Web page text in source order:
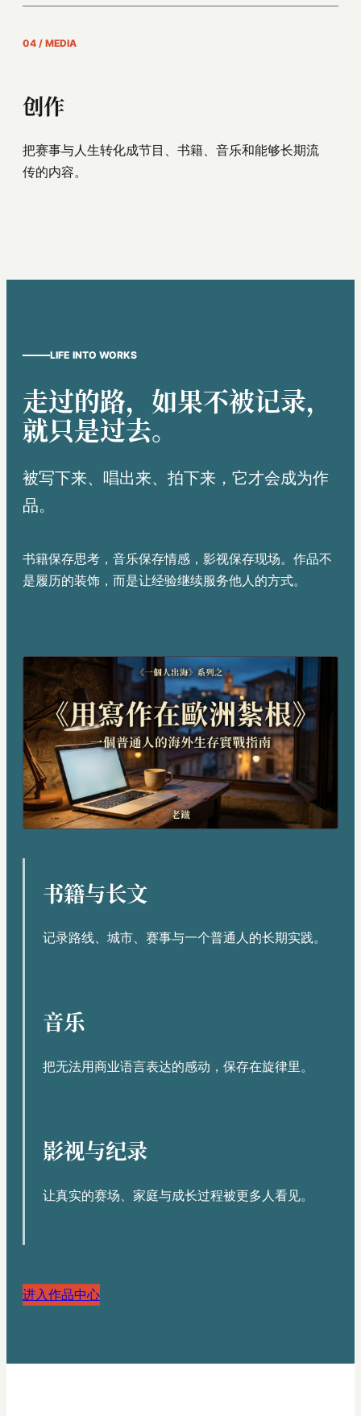
04 / MEDIA
创作
把赛事与人生转化成节目、书籍、音乐和能够长期流
传的内容。
LIFE INTO WORKS
走过的路，如果不被记录，
就只是过去。
被写下来、唱出来、拍下来，它才会成为作
品。
书籍保存思考，音乐保存情感，影视保存现场。作品不
是履历的装饰，而是让经验继续服务他人的方式。
书籍与长文
记录路线、城市、赛事与一个普通人的长期实践。
音乐
把无法用商业语言表达的感动，保存在旋律里。
影视与纪录
让真实的赛场、家庭与成长过程被更多人看见。
进入作品中心